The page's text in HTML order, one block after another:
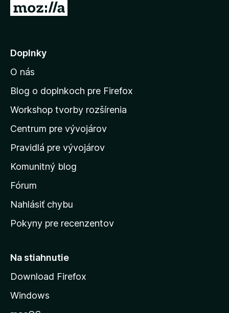
P
j
ť
n
d
o
m
v
s
k
s
r
n
k
Doplnky
O nás
Blog o doplnkoch pre Firefox
Workshop tvorby rozšírenia
Centrum pre vývojárov
Pravidlá pre vývojárov
Komunitný blog
Fórum
Nahlásiť chybu
Pokyny pre recenzentov
Na stiahnutie
Download Firefox
Windows